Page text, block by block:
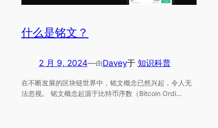
什么是铭文？
2 月 9, 2024—由Davey于 知识科普
在不断发展的区块链世界中，铭文概念已然兴起，令人无
法忽视。 铭文概念起源于比特币序数（Bitcoin Ordi…